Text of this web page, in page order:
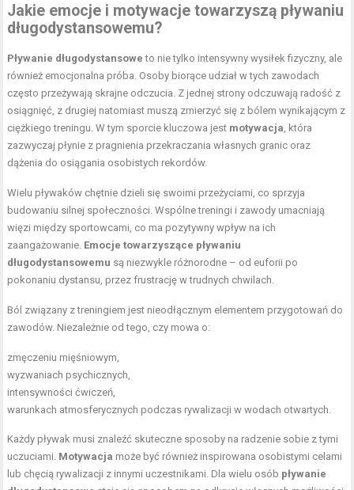
Jakie emocje i motywacje towarzyszą pływaniu
długodystansowemu?
Pływanie długodystansowe to nie tylko intensywny wysiłek fizyczny, ale
również emocjonalna próba. Osoby biorące udział w tych zawodach
często przeżywają skrajne odczucia. Z jednej strony odczuwają radość z
osiągnięć, z drugiej natomiast muszą zmierzyć się z bólem wynikającym z
ciężkiego treningu. W tym sporcie kluczowa jest motywacja , która
zazwyczaj płynie z pragnienia przekraczania własnych granic oraz
dążenia do osiągania osobistych rekordów.
Wielu pływaków chętnie dzieli się swoimi przeżyciami, co sprzyja
budowaniu silnej społeczności. Wspólne treningi i zawody umacniają
więzi między sportowcami, co ma pozytywny wpływ na ich
zaangażowanie. Emocje towarzyszące pływaniu
długodystansowemu są niezwykle różnorodne – od euforii po
pokonaniu dystansu, przez frustrację w trudnych chwilach.
Ból związany z treningiem jest nieodłącznym elementem przygotowań do
zawodów. Niezależnie od tego, czy mowa o:
zmęczeniu mięśniowym,
wyzwaniach psychicznych,
intensywności ćwiczeń,
warunkach atmosferycznych podczas rywalizacji w wodach otwartych.
Każdy pływak musi znaleźć skuteczne sposoby na radzenie sobie z tymi
uczuciami. Motywacja może być również inspirowana osobistymi celami
lub chęcią rywalizacji z innymi uczestnikami. Dla wielu osób pływanie